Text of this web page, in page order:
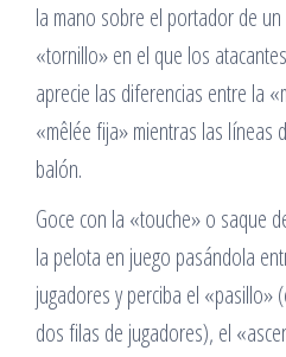
la mano sobre el portador de
«tornillo» en el que los
aprecie las diferencias entre la
«mêlée fija» mientras las líneas
balón.
Goce con la «touche» o saque
la pelota en juego pasándola
jugadores y perciba el «pasillo»
dos filas de jugadores), el